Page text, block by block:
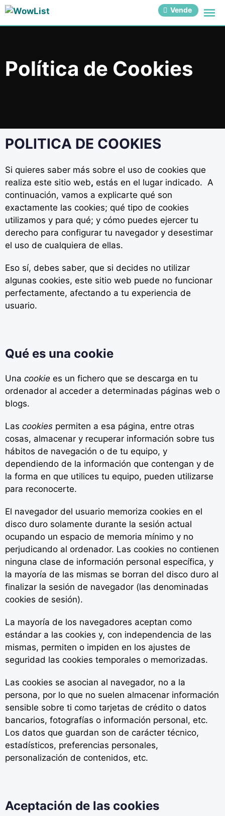
Vende
Política de Cookies
POLITICA DE COOKIES
Si quieres saber más sobre el uso de cookies que
realiza este sitio web, estás en el lugar indicado. A
continuación, vamos a explicarte qué son
exactamente las cookies; qué tipo de cookies
utilizamos y para qué; y cómo puedes ejercer tu
derecho para configurar tu navegador y desestimar
el uso de cualquiera de ellas.
Eso sí, debes saber, que si decides no utilizar
algunas cookies, este sitio web puede no funcionar
perfectamente, afectando a tu experiencia de
usuario.
Qué es una cookie
Una cookie es un fichero que se descarga en tu
ordenador al acceder a determinadas páginas web o
blogs.
Las cookies permiten a esa página, entre otras
cosas, almacenar y recuperar información sobre tus
hábitos de navegación o de tu equipo, y
dependiendo de la información que contengan y de
la forma en que utilices tu equipo, pueden utilizarse
para reconocerte.
El navegador del usuario memoriza cookies en el
disco duro solamente durante la sesión actual
ocupando un espacio de memoria mínimo y no
perjudicando al ordenador. Las cookies no contienen
ninguna clase de información personal específica, y
la mayoría de las mismas se borran del disco duro al
finalizar la sesión de navegador (las denominadas
cookies de sesión).
La mayoría de los navegadores aceptan como
estándar a las cookies y, con independencia de las
mismas, permiten o impiden en los ajustes de
seguridad las cookies temporales o memorizadas.
Las cookies se asocian al navegador, no a la
persona, por lo que no suelen almacenar información
sensible sobre ti como tarjetas de crédito o datos
bancarios, fotografías o información personal, etc.
Los datos que guardan son de carácter técnico,
estadísticos, preferencias personales,
personalización de contenidos, etc.
Aceptación de las cookies